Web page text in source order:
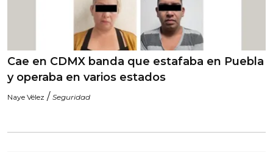
Cae en CDMX banda que estafaba en Puebla
y operaba en varios estados
Naye Vélez / Seguridad